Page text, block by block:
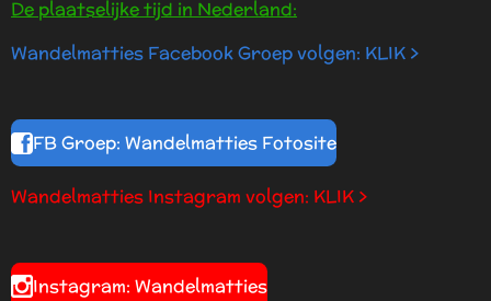
De plaatselijke tijd in Nederland:
Wandelmatties Facebook Groep volgen: KLIK >
FB Groep: Wandelmatties Fotosite
Wandelmatties Instagram volgen: KLIK >
Instagram: Wandelmatties